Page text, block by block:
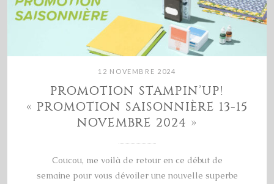
12 NOVEMBRE 2024
PROMOTION STAMPIN’UP!
« PROMOTION SAISONNIÈRE 13-15
NOVEMBRE 2024 »
Coucou, me voilà de retour en ce début de
semaine pour vous dévoiler une nouvelle superbe